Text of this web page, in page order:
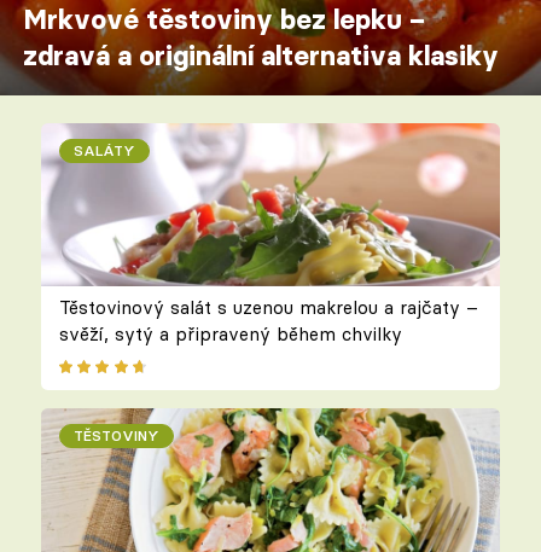
Mrkvové těstoviny bez lepku –
zdravá a originální alternativa klasiky
SALÁTY
Těstovinový salát s uzenou makrelou a rajčaty –
svěží, sytý a připravený během chvilky
TĚSTOVINY